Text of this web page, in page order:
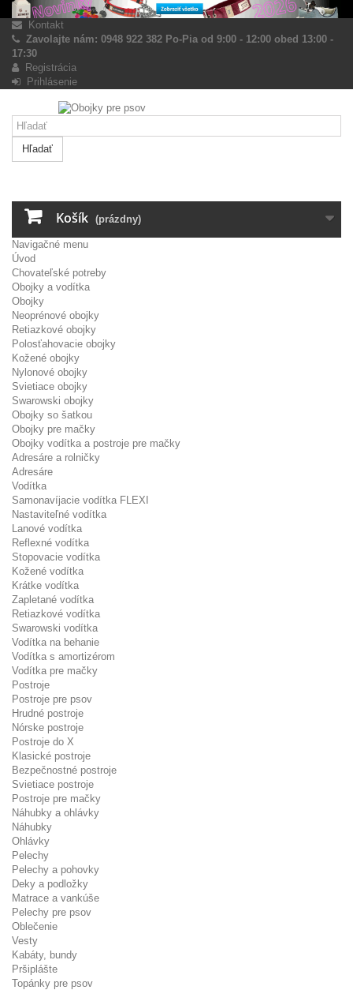
Kontakt
Zavolajte nám: 0948 922 382 Po-Pia od 9:00 - 12:00 obed 13:00 -
17:30
Registrácia
Prihlásenie
Hľadať
Košík (prázdny)
Navigačné menu
Úvod
Chovateľské potreby
Obojky a vodítka
Obojky
Neoprénové obojky
Retiazkové obojky
Polosťahovacie obojky
Kožené obojky
Nylonové obojky
Svietiace obojky
Swarowski obojky
Obojky so šatkou
Obojky pre mačky
Obojky vodítka a postroje pre mačky
Adresáre a rolničky
Adresáre
Vodítka
Samonavíjacie vodítka FLEXI
Nastaviteľné vodítka
Lanové vodítka
Reflexné vodítka
Stopovacie vodítka
Kožené vodítka
Krátke vodítka
Zapletané vodítka
Retiazkové vodítka
Swarowski vodítka
Vodítka na behanie
Vodítka s amortizérom
Vodítka pre mačky
Postroje
Postroje pre psov
Hrudné postroje
Nórske postroje
Postroje do X
Klasické postroje
Bezpečnostné postroje
Svietiace postroje
Postroje pre mačky
Náhubky a ohlávky
Náhubky
Ohlávky
Pelechy
Pelechy a pohovky
Deky a podložky
Matrace a vankúše
Pelechy pre psov
Oblečenie
Vesty
Kabáty, bundy
Pršiplášte
Topánky pre psov